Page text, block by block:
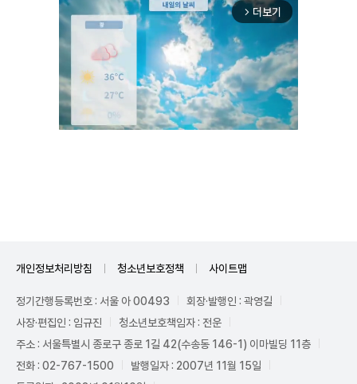
arrow_forward_ios 더보기
개인정보처리방침 청소년보호정책 사이트맵
정기간행등록번호 : 서울 아 00493
회장·발행인 : 곽영길
사장·편집인 : 임규진
청소년보호책임자 : 전운
주소 : 서울특별시 종로구 종로 1길 42(수송동 146-1) 이마빌딩 11층
전화 : 02-767-1500
발행일자 : 2007년 11월 15일